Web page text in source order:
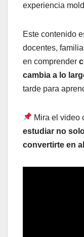
experiencia
Este contenido
docentes,
en comprender
cambia a lo
tarde para
Mira el video
estudiar no
convertirte en